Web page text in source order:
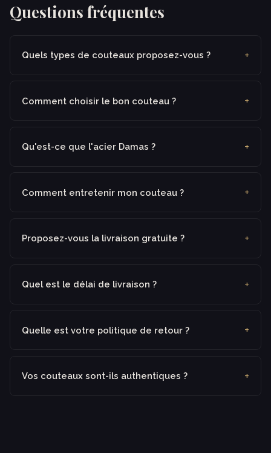
Questions fréquentes
Quels types de couteaux proposez-vous ?
Comment choisir le bon couteau ?
Qu'est-ce que l'acier Damas ?
Comment entretenir mon couteau ?
Proposez-vous la livraison gratuite ?
Quel est le délai de livraison ?
Quelle est votre politique de retour ?
Vos couteaux sont-ils authentiques ?